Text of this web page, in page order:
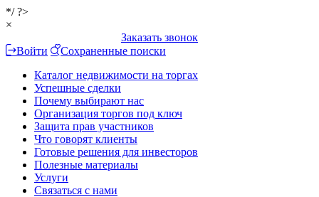
*/ ?>
×
Заказать звонок
Войти
Сохраненные поиски
Каталог недвижимости на торгах
Успешные сделки
Почему выбирают нас
Организация торгов под ключ
Защита прав участников
Что говорят клиенты
Готовые решения для инвесторов
Полезные материалы
Услуги
Связаться с нами